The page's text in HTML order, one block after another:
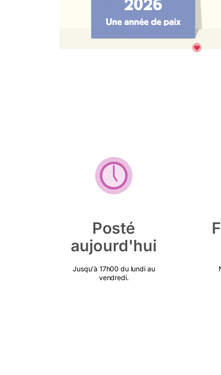
Posté
aujourd'hui
Jusqu'à 17h00 du lundi au
vendredi.